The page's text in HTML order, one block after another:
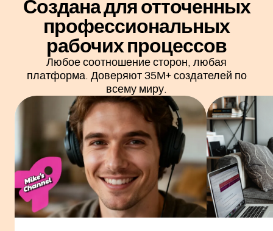
Создана для отточенных
профессиональных
рабочих процессов
Любое соотношение сторон, любая
платформа. Доверяют 35М+ создателей по
всему миру.